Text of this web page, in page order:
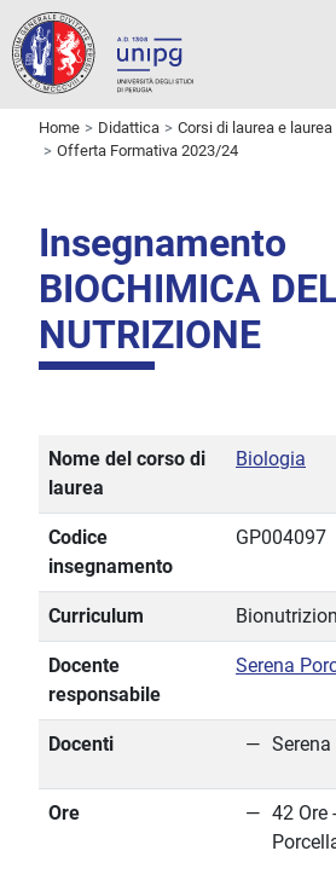
Home Didattica Corsi di laurea e
Offerta Formativa 2023/24
Insegnamento
BIOCHIMICA
NUTRIZIONE
Nome del corso di
laurea
Biologia
Codice
insegnamento
GP004097
Curriculum
Docente
responsabile
Serena
Docenti
Ore
42 Ore